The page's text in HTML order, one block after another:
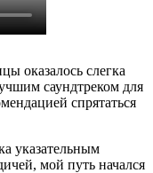
оказалось слегка
саундтреком для
спрятаться
указательным
мой путь начался